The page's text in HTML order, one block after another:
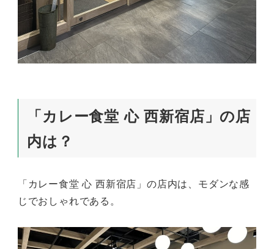
「カレー食堂 心 西新宿店」の店
内は？
「カレー食堂 心 西新宿店」の店内は、モダンな感
じでおしゃれである。